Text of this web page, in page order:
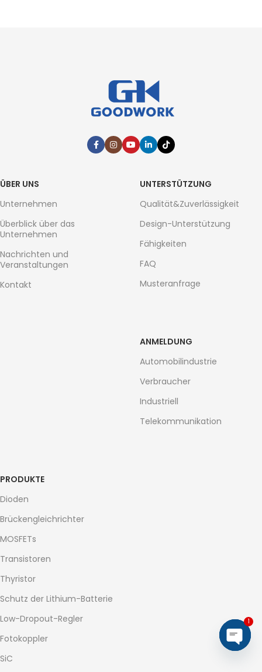
ÜBER UNS
Unternehmen
Überblick über das
Unternehmen
Nachrichten und
Veranstaltungen
Kontakt
UNTERSTÜTZUNG
Qualität&Zuverlässigkeit
Design-Unterstützung
Fähigkeiten
FAQ
Musteranfrage
ANMELDUNG
Automobilindustrie
Verbraucher
Industriell
Telekommunikation
PRODUKTE
Dioden
Brückengleichrichter
MOSFETs
Transistoren
Thyristor
Schutz der Lithium-Batterie
Low-Dropout-Regler
Fotokoppler
SiC
1